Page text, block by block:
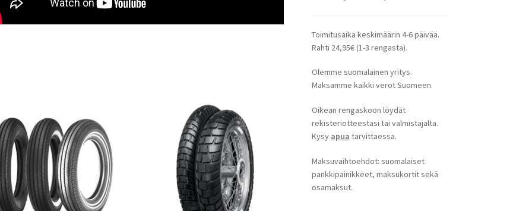
Toimitusaika keskimäärin 4-6 päivää.
Rahti 24,95€ (1-3 rengasta).
Olemme suomalainen yritys.
Maksamme kaikki verot Suomeen.
Oikean rengaskoon löydät
rekisteriotteestasi tai valmistajalta.
Kysy apua tarvittaessa.
Maksuvaihtoehdot: suomalaiset
pankkipainikkeet, maksukortit sekä
osamaksut.